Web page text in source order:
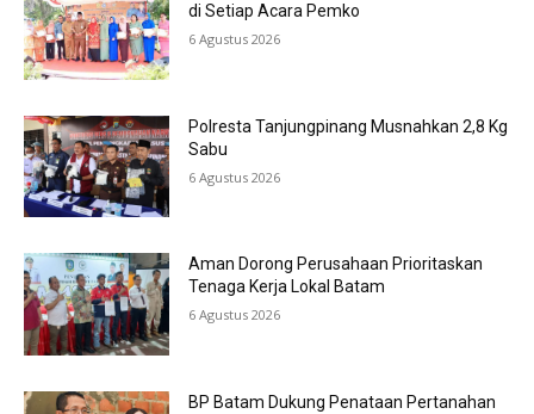
di Setiap Acara Pemko
6 Agustus 2026
Polresta Tanjungpinang Musnahkan 2,8 Kg
Sabu
6 Agustus 2026
Aman Dorong Perusahaan Prioritaskan
Tenaga Kerja Lokal Batam
6 Agustus 2026
BP Batam Dukung Penataan Pertanahan